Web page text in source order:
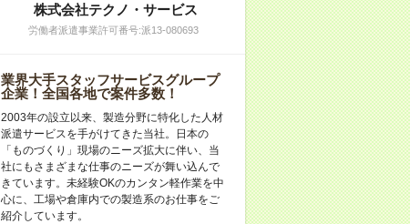
株式会社テクノ・サービス
労働者派遣事業許可番号:派13-080693
業界大手スタッフサービスグループ
企業！全国各地で案件多数！
2003年の設立以来、製造分野に特化した人材
派遣サービスを手がけてきた当社。日本の
「ものづくり」現場のニーズ拡大に伴い、当
社にもさまざまな仕事のニーズが舞い込んで
きています。未経験OKのカンタン軽作業を中
心に、工場や倉庫内での製造系のお仕事をご
紹介しています。